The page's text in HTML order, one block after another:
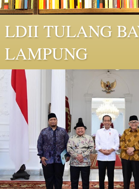
LDII TULANG
LAMPUNG